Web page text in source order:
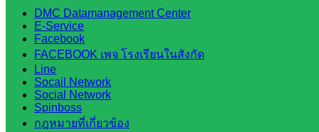
DMC Datamanagement Center
E-Service
Facebook
FACEBOOK เพจ โรงเรียนในสังกัด
Line
Socail Network
Social Network
Spinboss
กฎหมายที่เกี่ยวข้อง
สระแก้ว
องค์การ
บริหาร
ส่วน
จังหวัด
สระแก้ว
ศึกษาธิการ